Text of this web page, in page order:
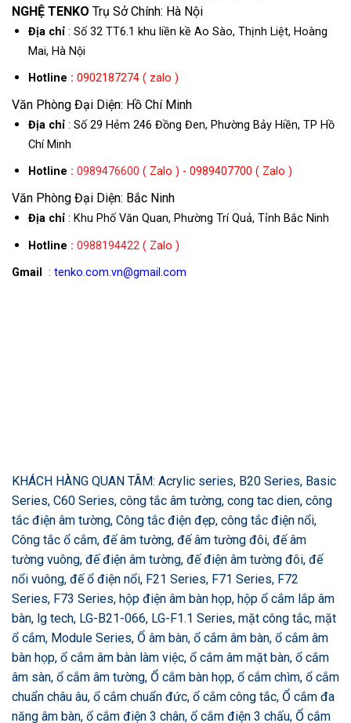
NGHỆ TENKO Trụ Sở Chính: Hà Nội
Địa chỉ: Số 32 TT6.1 khu liền kề Ao Sào, Thịnh Liệt, Hoàng
Mai, Hà Nội
Hotline : 0902187274 ( zalo )
Văn Phòng Đại Diện: Hồ Chí Minh
Địa chỉ: Số 29 Hẻm 246 Đồng Đen, Phường Bảy Hiền, TP Hồ
Chí Minh
Hotline : 0989476600 ( Zalo ) - 0989407700 ( Zalo )
Văn Phòng Đại Diện: Bắc Ninh
Địa chỉ: Khu Phố Văn Quan, Phường Trí Quả, Tỉnh Bắc Ninh
Hotline : 0988194422( Zalo )
Gmail : tenko.com.vn@gmail.com
KHÁCH HÀNG QUAN TÂM: Acrylic series, B20 Series, Basic
Series, C60 Series, công tắc âm tường, cong tac dien, công
tắc điện âm tường, Công tắc điện đẹp, công tắc điện nổi,
Công tắc ổ cắm, đế âm tường, đế âm tường đôi, đế âm
tường vuông, đế điện âm tường, đế điện âm tường đôi, đế
nổi vuông, đế ổ điện nổi, F21 Series, F71 Series, F72
Series, F73 Series, hộp điện âm bàn họp, hộp ổ cắm lắp âm
bàn, lg tech, LG-B21-066, LG-F1.1 Series, mặt công tắc, mặt
ổ cắm, Module Series, Ổ âm bàn, ổ cắm âm bàn, ổ cắm âm
bàn họp, ổ cắm âm bàn làm việc, ổ cắm âm mặt bàn, ổ cắm
âm sàn, ổ cắm âm tường, Ổ cắm bàn họp, ổ cắm chìm, ổ cắm
chuẩn châu âu, ổ cắm chuẩn đức, ổ cắm công tắc, Ổ cắm đa
năng âm bàn, ổ cắm điện 3 chân, ổ cắm điện 3 chấu, Ổ cắm